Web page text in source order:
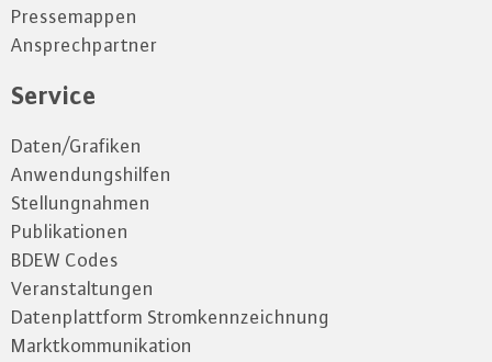
Pressemappen
Ansprechpartner
Service
Daten/Grafiken
Anwendungshilfen
Stellungnahmen
Publikationen
BDEW Codes
Veranstaltungen
Datenplattform Stromkennzeichnung
Marktkommunikation